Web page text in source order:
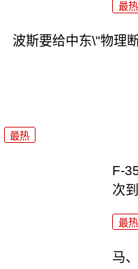
最热
波斯要给中东\"物理
最热
F-
次
最热
马